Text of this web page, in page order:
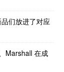
们放进了对应
Marshall 在成